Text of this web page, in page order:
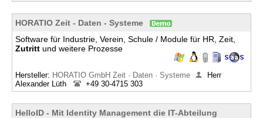
HORATIO Zeit - Daten - Systeme
Software für Industrie, Verein, Schule / Module für HR, Zeit,
Zutritt und weitere Prozesse
Hersteller: HORATIO GmbH Zeit · Daten · Systeme
Herr
Alexander Lüth
+49 30-4715 303
HelloID - Mit Identity Management die IT-Abteilung